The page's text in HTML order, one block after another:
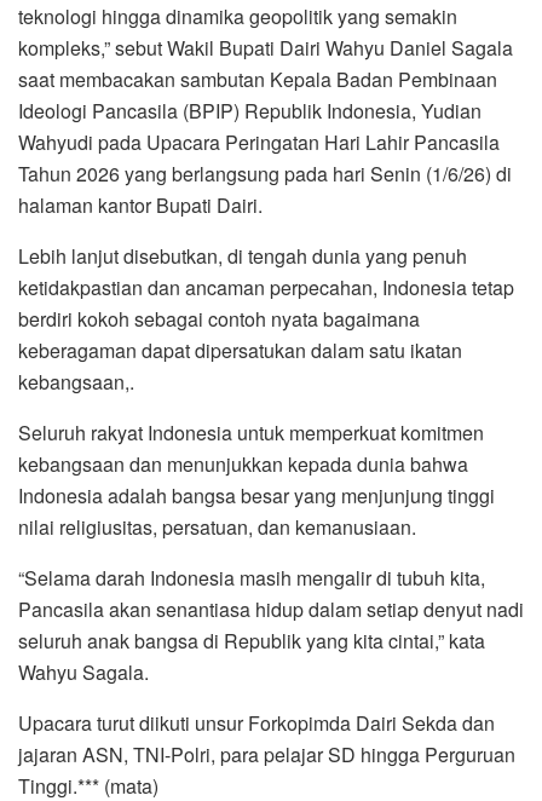
teknologi hingga dinamika geopolitik yang semakin
kompleks,” sebut Wakil Bupati Dairi Wahyu Daniel Sagala
saat membacakan sambutan Kepala Badan Pembinaan
Ideologi Pancasila (BPIP) Republik Indonesia, Yudian
Wahyudi pada Upacara Peringatan Hari Lahir Pancasila
Tahun 2026 yang berlangsung pada hari Senin (1/6/26) di
halaman kantor Bupati Dairi.
Lebih lanjut disebutkan, di tengah dunia yang penuh
ketidakpastian dan ancaman perpecahan, Indonesia tetap
berdiri kokoh sebagai contoh nyata bagaimana
keberagaman dapat dipersatukan dalam satu ikatan
kebangsaan,.
Seluruh rakyat Indonesia untuk memperkuat komitmen
kebangsaan dan menunjukkan kepada dunia bahwa
Indonesia adalah bangsa besar yang menjunjung tinggi
nilai religiusitas, persatuan, dan kemanusiaan.
“Selama darah Indonesia masih mengalir di tubuh kita,
Pancasila akan senantiasa hidup dalam setiap denyut nadi
seluruh anak bangsa di Republik yang kita cintai,” kata
Wahyu Sagala.
Upacara turut diikuti unsur Forkopimda Dairi Sekda dan
jajaran ASN, TNI-Polri, para pelajar SD hingga Perguruan
Tinggi.*** (mata)